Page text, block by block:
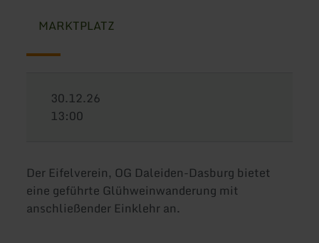
MARKTPLATZ
30.12.26
13:00
Der Eifelverein, OG Daleiden-Dasburg bietet
eine geführte Glühweinwanderung mit
anschließender Einklehr an.